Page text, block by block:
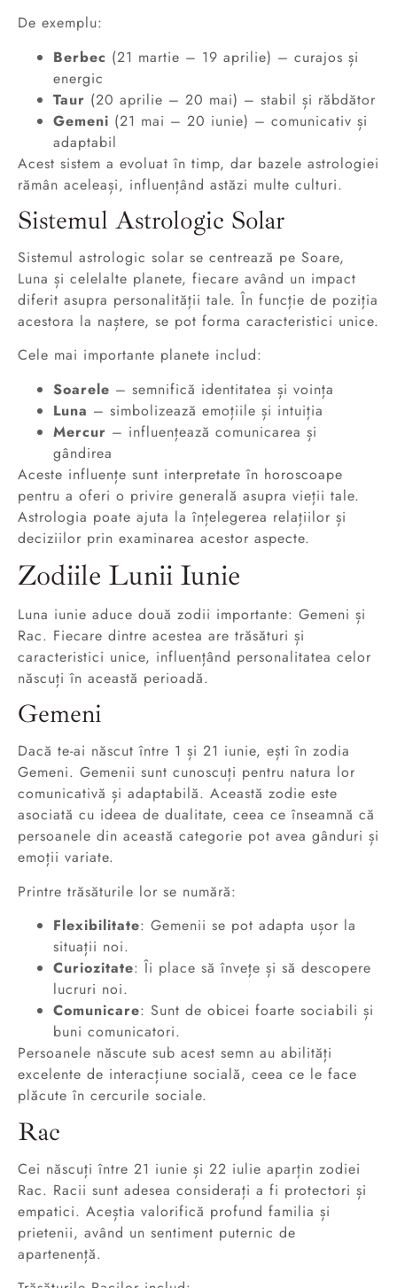
De exemplu:
Berbec (21 martie – 19 aprilie) – curajos și
energic
Taur (20 aprilie – 20 mai) – stabil și răbdător
Gemeni (21 mai – 20 iunie) – comunicativ și
adaptabil
Acest sistem a evoluat în timp, dar bazele astrologiei
rămân aceleași, influențând astăzi multe culturi.
Sistemul Astrologic Solar
Sistemul astrologic solar se centrează pe Soare,
Luna și celelalte planete, fiecare având un impact
diferit asupra personalității tale. În funcție de poziția
acestora la naștere, se pot forma caracteristici unice.
Cele mai importante planete includ:
Soarele – semnifică identitatea și voința
Luna – simbolizează emoțiile și intuiția
Mercur – influențează comunicarea și
gândirea
Aceste influențe sunt interpretate în horoscoape
pentru a oferi o privire generală asupra vieții tale.
Astrologia poate ajuta la înțelegerea relațiilor și
deciziilor prin examinarea acestor aspecte.
Zodiile Lunii Iunie
Luna iunie aduce două zodii importante: Gemeni și
Rac. Fiecare dintre acestea are trăsături și
caracteristici unice, influențând personalitatea celor
născuți în această perioadă.
Gemeni
Dacă te-ai născut între 1 și 21 iunie, ești în zodia
Gemeni. Gemenii sunt cunoscuți pentru natura lor
comunicativă și adaptabilă. Această zodie este
asociată cu ideea de dualitate, ceea ce înseamnă că
persoanele din această categorie pot avea gânduri și
emoții variate.
Printre trăsăturile lor se numără:
Flexibilitate: Gemenii se pot adapta ușor la
situații noi.
Curiozitate: Îi place să învețe și să descopere
lucruri noi.
Comunicare: Sunt de obicei foarte sociabili și
buni comunicatori.
Persoanele născute sub acest semn au abilități
excelente de interacțiune socială, ceea ce le face
plăcute în cercurile sociale.
Rac
Cei născuți între 21 iunie și 22 iulie aparțin zodiei
Rac. Racii sunt adesea considerați a fi protectori și
empatici. Aceștia valorifică profund familia și
prietenii, având un sentiment puternic de
apartenență.